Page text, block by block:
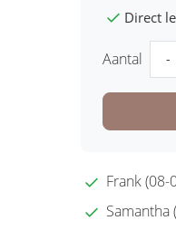
Direct
Aantal -
Frank